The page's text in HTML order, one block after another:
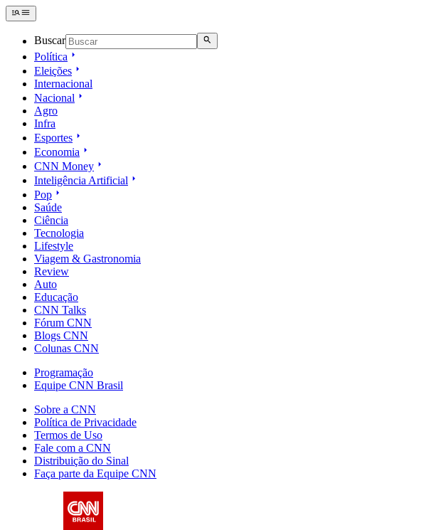
Buscar
Política
Eleições
Internacional
Nacional
Agro
Infra
Esportes
Economia
CNN Money
Inteligência Artificial
Pop
Saúde
Ciência
Tecnologia
Lifestyle
Viagem & Gastronomia
Review
Auto
Educação
CNN Talks
Fórum CNN
Blogs CNN
Colunas CNN
Programação
Equipe CNN Brasil
Sobre a CNN
Política de Privacidade
Termos de Uso
Fale com a CNN
Distribuição do Sinal
Faça parte da Equipe CNN